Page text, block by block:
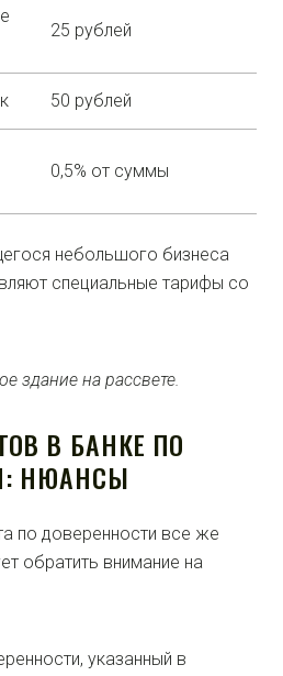
25 рублей
50 рублей
0,5% от суммы
небольшого бизнеса
специальные тарифы со
В БАНКЕ ПО
НЮАНСЫ
по доверенности все же
обратить внимание на
указанный в